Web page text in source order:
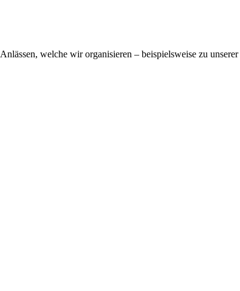
welche wir organisieren – beispielsweise zu